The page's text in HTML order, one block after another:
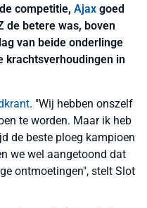
competitie, Ajax goed
de betere was, boven
van beide onderlinge
krachtsverhoudingen in
. "Wij hebben onszelf
te worden. Maar ik heb
de beste ploeg kampioen
we wel aangetoond dat
ontmoetingen", stelt Slot